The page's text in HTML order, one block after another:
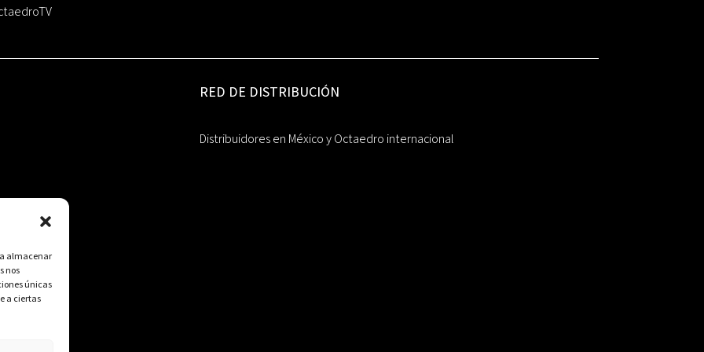
almacenar
nos
únicas
a ciertas
RED DE DISTRIBUCIÓN
Distribuidores en México y Octaedro internacional